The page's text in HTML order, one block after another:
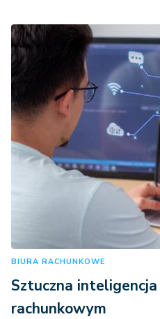
BIURA RACHUNKOWE
Sztuczna
rachunkowym